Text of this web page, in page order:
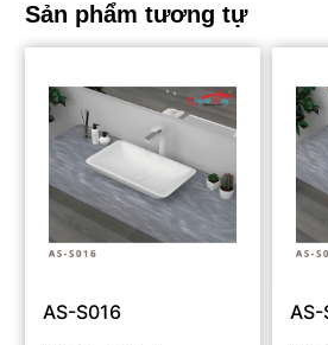
Sản phẩm tương tự
AS-S016 AS-